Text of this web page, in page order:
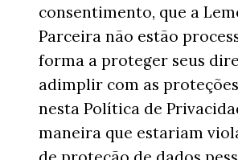
consentimento, que a
Parceira não estão
forma a proteger seus
adimplir com as
nesta Política de
maneira que estariam